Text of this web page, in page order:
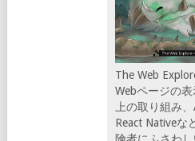
The Web
Webページの表
上の取り組み
React Nativeな
険者にふさわ